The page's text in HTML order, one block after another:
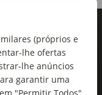
(próprios e
lhe ofertas
lhe anúncios
garantir uma